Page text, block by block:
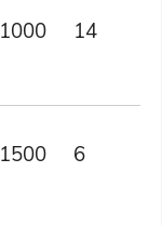
1000 14
1500 6